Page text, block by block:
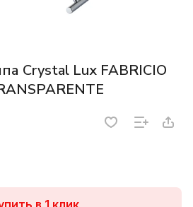
Crystal Lux FABRICIO
в 1 клик